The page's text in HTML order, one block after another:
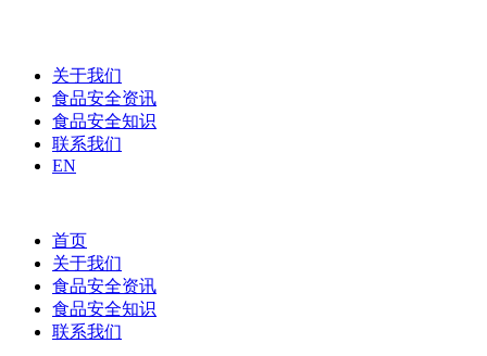
关于我们
食品安全资讯
食品安全知识
联系我们
EN
首页
关于我们
食品安全资讯
食品安全知识
联系我们